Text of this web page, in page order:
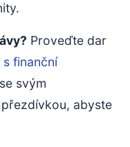
Proveďte dar
finanční
se svým
abyste